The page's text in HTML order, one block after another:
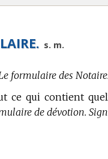
s. m.
formulaire des
ce qui contient
de dévotion.